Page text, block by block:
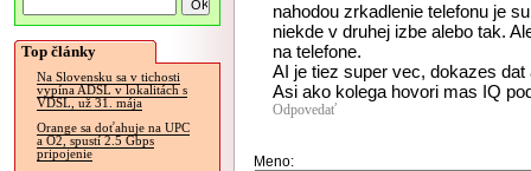
Top články
Na Slovensku sa v tichosti
vypína ADSL v lokalitách s
VDSL, už 31. mája
Orange sa doťahuje na UPC
a O2, spustí 2.5 Gbps
pripojenie
nahodou zrkadlenie telefonu je
niekde v druhej izbe alebo tak.
na telefone.
AI je tiez super vec, dokazes
Asi ako kolega hovori mas IQ
Odpovedať
Meno: